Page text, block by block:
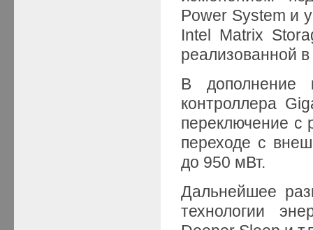
Power System и
Intel Matrix
реализованной
В дополнение
контроллера
переключение с
переходе с
до 950 мВт.
Дальнейшее
технологии